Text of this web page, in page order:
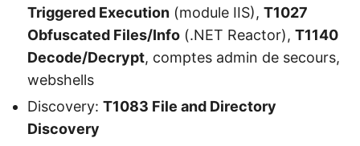
Triggered Execution (module IIS), T1027
Obfuscated Files/Info (.NET Reactor), T1140
Decode/Decrypt, comptes admin de secours,
webshells
Discovery: T1083 File and Directory
Discovery